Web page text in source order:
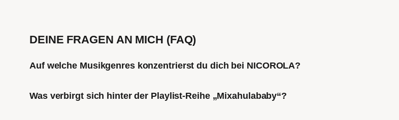
DEINE FRAGEN AN MICH (FAQ)
Auf welche Musikgenres konzentrierst du dich bei NICOROLA?
Was verbirgt sich hinter der Playlist-Reihe „Mixahulababy“?